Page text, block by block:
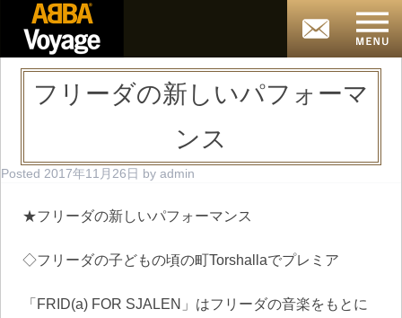
フリーダの新しいパフォーマ
ンス
Posted 2017年11月26日 by admin
★フリーダの新しいパフォーマンス
◇フリーダの子どもの頃の町Torshallaでプレミア
「FRID(a) FOR SJALEN」はフリーダの音楽をもとに